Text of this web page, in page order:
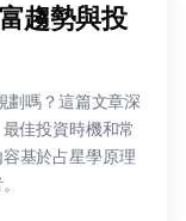
趨勢與投
劃嗎？這篇文章深
佳投資時機和常
基於占星學原理